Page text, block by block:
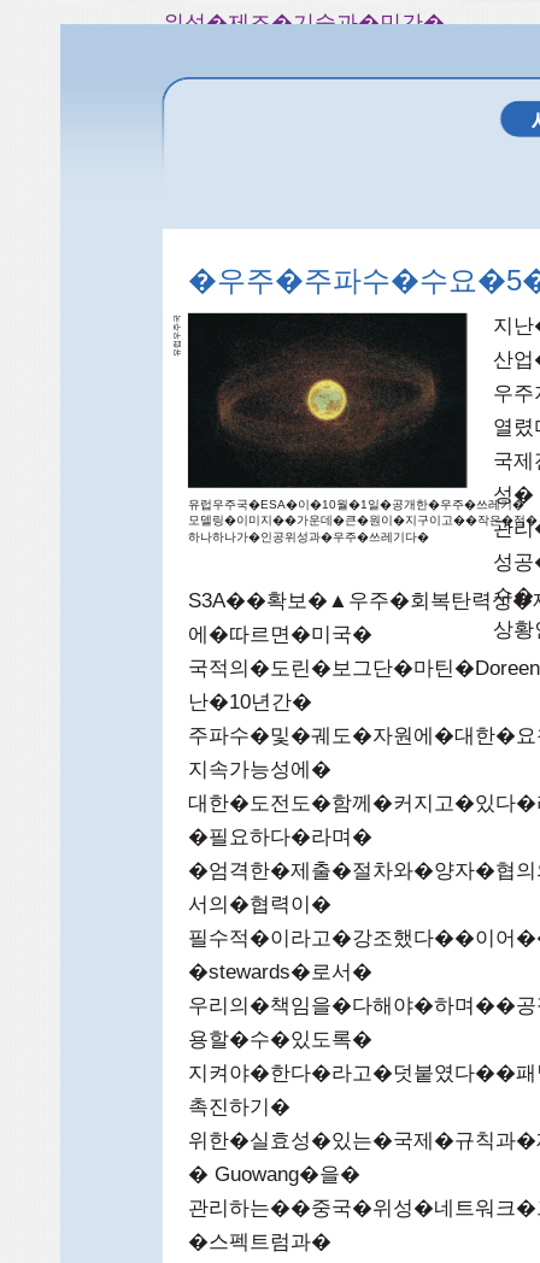
위성�제조�기술과�민간�
�보고서는�VLEO�시장�동향을�
분석하고��정책적�시사점을�정리
�우주�주파수�수요
지
산
우
열
국
성�
관
성
수�
상
S3A��확보�▲우주�회복탄력성�
에�따르면�미국�
국적의�도린�보그단�마틴
난�10년간�
주파수�및�궤도�자원에�대한�
지속가능성에�
대한�도전도�함께�커지고�있다
�필요하다�라며�
�엄격한�제출�절차와�양자�협
서의�협력이�
필수적�이라고�강조했다��이어
�stewards�로서�
우리의�책임을�다해야�하며��
용할�수�있도록�
지켜야�한다�라고�덧붙였다��패
촉진하기�
위한�실효성�있는�국제�규칙과
� Guowang�을�
관리하는��중국�위성�네트워크
�스펙트럼과�
유럽우주국�ESA�이�10월�1일�공개한�우주�쓰레기�
모델링�이미지��가운데�큰�원이�지구이고��작은�점�
하나하나가�인공위성과�우주�쓰레기다�
유
럽우
주
국